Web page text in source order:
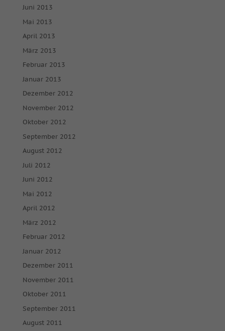
Juni 2013
Mai 2013
April 2013
März 2013
Februar 2013
Januar 2013
Dezember 2012
November 2012
Oktober 2012
September 2012
August 2012
Juli 2012
Juni 2012
Mai 2012
April 2012
März 2012
Februar 2012
Januar 2012
Dezember 2011
November 2011
Oktober 2011
September 2011
August 2011